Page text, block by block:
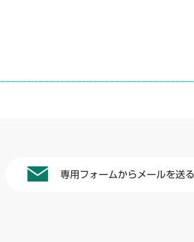
専用フォームからメールを送る